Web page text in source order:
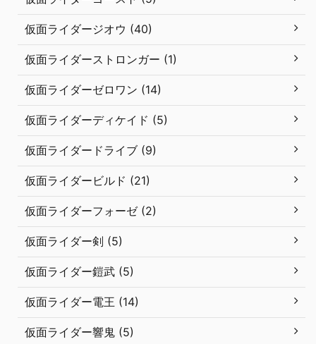
仮面ライダージオウ (40)
仮面ライダーストロンガー (1)
仮面ライダーゼロワン (14)
仮面ライダーディケイド (5)
仮面ライダードライブ (9)
仮面ライダービルド (21)
仮面ライダーフォーゼ (2)
仮面ライダー剣 (5)
仮面ライダー鎧武 (5)
仮面ライダー電王 (14)
仮面ライダー響鬼 (5)